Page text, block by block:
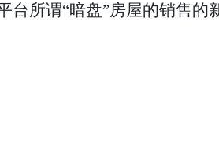
所谓“暗盘”房屋的销售